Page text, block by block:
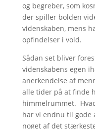
og begreber, som
der spiller bolden
videnskaben, mens
opfindelser i vold.
Sådan set bliver
videnskabens egen
anerkendelse af
alle tider på at finde
himmelrummet.
har vi endnu til gode
noget af det